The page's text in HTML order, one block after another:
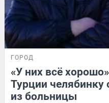
ГОРОД
«У них всё
Турции
из больницы